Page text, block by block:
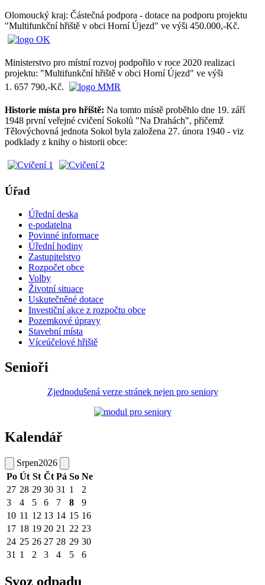
Olomoucký kraj: Částečná podpora - dotace na podporu projektu
"Multifunkční hřiště v obci Horní Újezd" ve výši 450.000,-Kč.
Ministerstvo pro místní rozvoj podpořilo v roce 2020 realizaci
projektu: "Multifunkční hřiště v obci Horní Újezd" ve výši
1. 657 790,-Kč.
Historie místa pro hřiště: Na tomto místě proběhlo dne 19. září
1948 první veřejné cvičení Sokolů "Na Drahách", přičemž
Tělovýchovná jednota Sokol byla založena 27. února 1940 - viz
podklady z knihy o historii obce:
Úřad
Úřední deska
e-podatelna
Povinné informace
Úřední hodiny
Zastupitelstvo
Rozpočet obce
Volby
Životní situace
Uskutečněné dotace
Investiční akce z rozpočtu obce
Pozemkové úpravy
Stavební místa
Víceúčelové hřiště
Senioři
Zjednodušená verze stránek nejen pro seniory
Kalendář
Srpen2026
Po Út St Čt Pá So Ne
27 28 29 30 31 1
2
3
4 5 6 7 8
9
10 11 12 13 14 15 16
17 18 19 20 21 22 23
24 25 26 27 28 29 30
31 1 2 3 4 5 6
Svoz odpadu